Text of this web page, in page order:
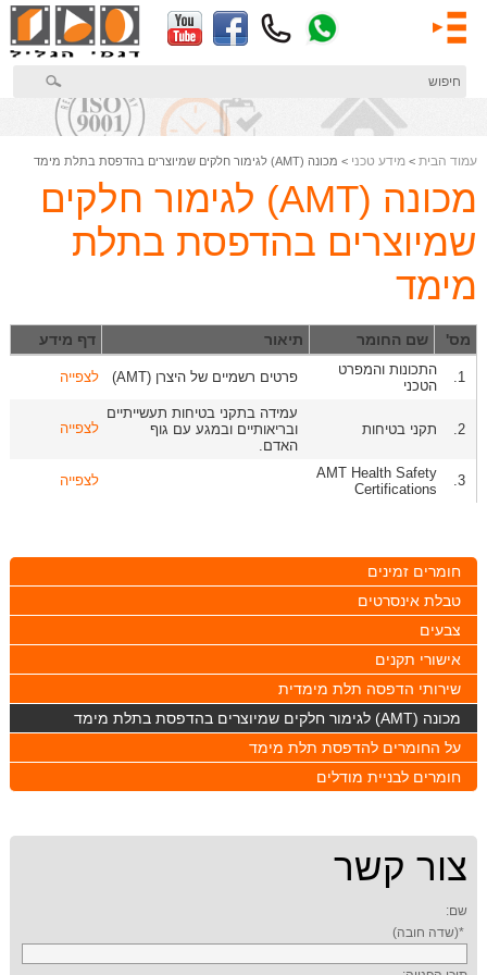
דלג
לתוכן
עמוד הבית> מידע טכני > מכונה (AMT) לגימור חלקים שמיוצרים בהדפסת בתלת מימד
מכונה (AMT) לגימור חלקים
שמיוצרים בהדפסת בתלת
מימד
מס' שם החומר תיאור דף מידע
1.
התכונות והמפרט
הטכני
פרטים רשמיים של היצרן (AMT) לצפייה
2. תקני בטיחות
עמידה בתקני בטיחות תעשייתיים
ובריאותיים ובמגע עם גוף
האדם.
לצפייה
3.
AMT Health Safety
Certifications
לצפייה
חומרים זמינים
טבלת אינסרטים
צבעים
אישורי תקנים
שירותי הדפסה תלת מימדית
מכונה (AMT) לגימור חלקים שמיוצרים בהדפסת בתלת מימד
על החומרים להדפסת תלת מימד
חומרים לבניית מודלים
צור קשר
שם:
*(שדה חובה)